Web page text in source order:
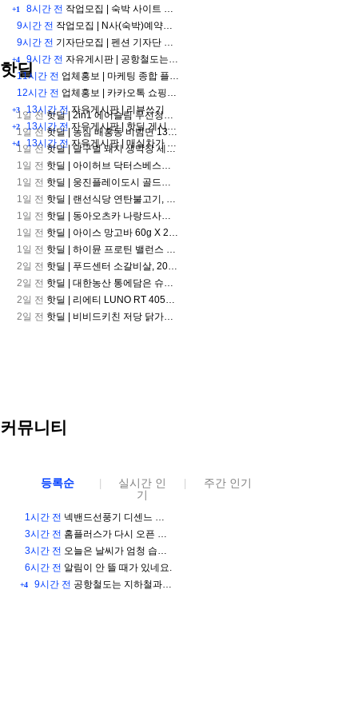
중
계
축
구
중
계
야
중
계
축
구
중
계
블
랙
티
비
+1 8시간 전 작업모집 | 숙박 사이트 리뷰어 모집 ( 실결제 금액 즉시 바로 입금)
9시간 전 작업모집 |
N사(숙박)예약자 리뷰 모집합니다! 1000원 사진, 원고 복붙 제공 예약비 x
9시간 전 기자단모집 | 펜션 기자단 모집합니다 원고 + 사진 제공해드립니다.
+4 9시간 전 자유게시판 | 공항철도는 지하철과 비슷한가요?
11시간 전 업체홍보 | 마케팅 종합 플랫폼 루메인
12시간 전 업체홍보 | 카카오톡 쇼핑하기 마케팅 이것만은 꼭 하세요
+3 13시간 전 자유게시판 |리뷰쓰기
+2 13시간 전 자유게시판 | 핫딜 게시판이 어디 있어요?
+4 13시간 전 자유게시판 | 매실차가 먹고 싶네요
핫딜
1일 전 핫딜 |2in1 에어슬림 무선청소기 YQ 669
1일 전 핫딜 |농심 배홍동 비빔면 137g, 8개
1일 전 핫딜 |달구벌 돼지 생막창 세트, 500g, 2봉
1일 전 핫딜 | 아이허브 닥터스베스트 코엔자임Q10 코큐텐 100mg 바이오페린 120정 2개
1일 전 핫딜 | 웅진플레이도시 골드시즌(~8/17)
1일 전 핫딜 | 랜선식당 연탄불고기, 250g, 4개
1일 전 핫딜 | 동아오츠카 나랑드사이다 제로, 오리지널, 345ml, 24개
1일 전 핫딜 | 아이스 망고바 60g X 20개
1일 전 핫딜 | 하이뮨 프로틴 밸런스 액티브 제로, 밀크쉐이크, 250ml, 18개
2일 전 핫딜 | 푸드센터 소갈비살, 200g, 5팩
2일 전 핫딜 | 대한농산 통에담은 슈퍼푸드 5곡 플러스 맞춤혼합 21곡, 2kg, 2개
2일 전 핫딜 | 리에티 LUNO RT 4056 선글라스
2일 전 핫딜 | 비비드키친 저당 닭가슴살 브리또 숯불매콤, 2개
커뮤니티
등록순
실시간 인
기
주간 인기
1시간 전 넥밴드선풍기 디센느 급속냉각 넥풍기 2026년형 실제 사용 후기
3시간 전 홈플러스가 다시 오픈 했다고 해서 가보려구요
3시간 전 오늘은 날씨가 엄청 습하네요
6시간 전 알림이 안 뜰 때가 있네요.
+4 9시간 전 공항철도는 지하철과 비슷한가요?